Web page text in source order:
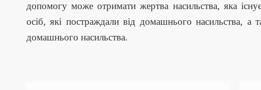
допомогу може отримати жертва насильства, яка
осіб, які постраждали від домашнього насильства,
домашнього насильства.